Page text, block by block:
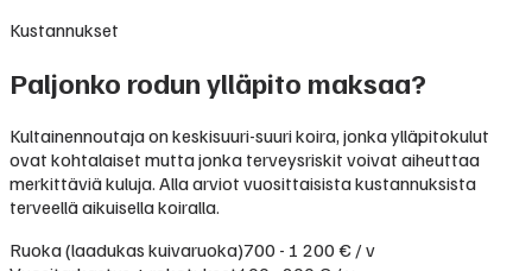
Kustannukset
Paljonko rodun ylläpito maksaa?
Kultainennoutaja on keskisuuri-suuri koira, jonka ylläpitokulut
ovat kohtalaiset mutta jonka terveysriskit voivat aiheuttaa
merkittäviä kuluja. Alla arviot vuosittaisista kustannuksista
terveellä aikuisella koiralla.
Ruoka (laadukas kuivaruoka)700 - 1 200 € / v